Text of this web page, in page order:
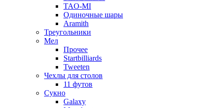
TAO-MI
Одиночные шары
Aramith
Треугольники
Мел
Прочее
Startbilliards
Tweeten
Чехлы для столов
11 футов
Сукно
Galaxy